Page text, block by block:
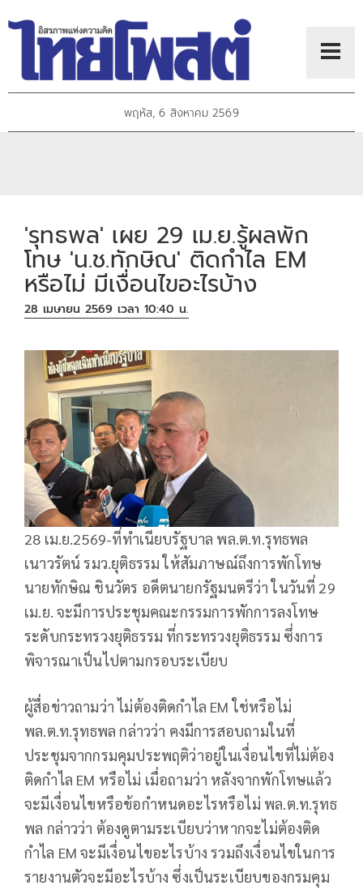
พฤหัส, 6 สิงหาคม 2569
'รุทธพล' เผย 29 เม.ย.รู้ผลพัก
โทษ 'น.ช.ทักษิณ' ติดกำไล EM
หรือไม่ มีเงื่อนไขอะไรบ้าง
28 เมษายน 2569 เวลา 10:40 น.
28 เม.ย.2569-ที่ทำเนียบรัฐบาล พล.ต.ท.รุทธพล
เนาวรัตน์ รมว.ยุติธรรม ให้สัมภาษณ์ถึงการพักโทษ
นายทักษิณ ชินวัตร อดีตนายกรัฐมนตรีว่า ในวันที่ 29
เม.ย. จะมีการประชุมคณะกรรมการพักการลงโทษ
ระดับกระทรวงยุติธรรม ที่กระทรวงยุติธรรม ซึ่งการ
พิจารณาเป็นไปตามกรอบระเบียบ
ผู้สื่อข่าวถามว่า ไม่ต้องติดกำไล EM ใช่หรือไม่
พล.ต.ท.รุทธพล กล่าวว่า คงมีการสอบถามในที่
ประชุมจากกรมคุมประพฤติว่าอยู่ในเงื่อนไขที่ไม่ต้อง
ติดกำไล EM หรือไม่ เมื่อถามว่า หลังจากพักโทษแล้ว
จะมีเงื่อนไขหรือข้อกำหนดอะไรหรือไม่ พล.ต.ท.รุทธ
พล กล่าวว่า ต้องดูตามระเบียบว่าหากจะไม่ต้องติด
กำไล EM จะมีเงื่อนไขอะไรบ้าง รวมถึงเงื่อนไขในการ
รายงานตัวจะมีอะไรบ้าง ซึ่งเป็นระเบียบของกรมคุม